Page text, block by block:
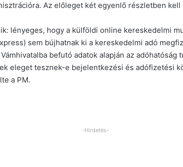
Az előleget két egyenlő részletben kell
lényeges, hogy a külföldi online kereskedelmi
sem bújhatnak ki a kereskedelmi adó
befutó adatok alapján az adóhatóság
eleget tesznek-e bejelentkezési és adófizetési
a PM.
-Hirdetés-